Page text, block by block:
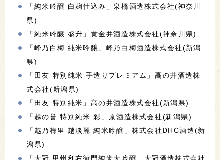
「純米吟醸 白麹仕込み」泉橋酒造株式会社(神奈川
県)
「純米吟醸 盛升」黄金井酒造株式会社(神奈川県)
「峰乃白梅 純米吟醸」峰乃白梅酒造株式会社(新潟
県)
「田友 特別純米 手造りプレミアム」高の井酒造株
式会社(新潟県)
「田友 特別純米」高の井酒造株式会社(新潟県)
「越の誉 特別純米 彩」原酒造株式会社(新潟県)
「越乃梅里 越淡麗 純米吟醸」株式会社DHC酒造(新
潟県)
「太冠 甲州利右衛門純米大吟醸」太冠酒造株式会社